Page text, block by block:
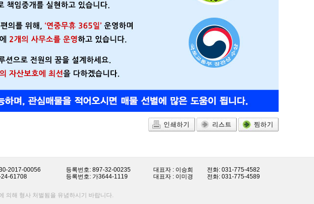
2017-00056 등록번호: 897-32-00235 대표자 : 이승희
전화: 031-775-4582
24-61708 등록번호: 가3644-1119 대표자 : 이미경
전화: 031-775-4589
의해 형사 처벌됨을 유념하시기 바랍니다.